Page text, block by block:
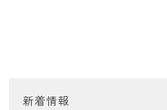
新着情報